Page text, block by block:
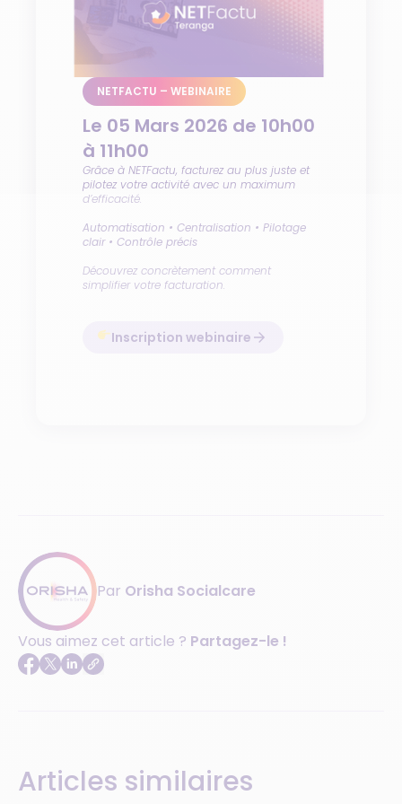
NETFACTU – WEBINAIRE
Le 05 Mars 2026 de 10h00
à 11h00
Grâce à NETFactu, facturez au plus juste et
pilotez votre activité avec un maximum
d’efficacité.
Automatisation • Centralisation • Pilotage
clair • Contrôle précis
Découvrez concrètement comment
simplifier votre facturation.
Inscription webinaire
Par Orisha Socialcare
Vous aimez cet article ? Partagez-le !
Articles similaires